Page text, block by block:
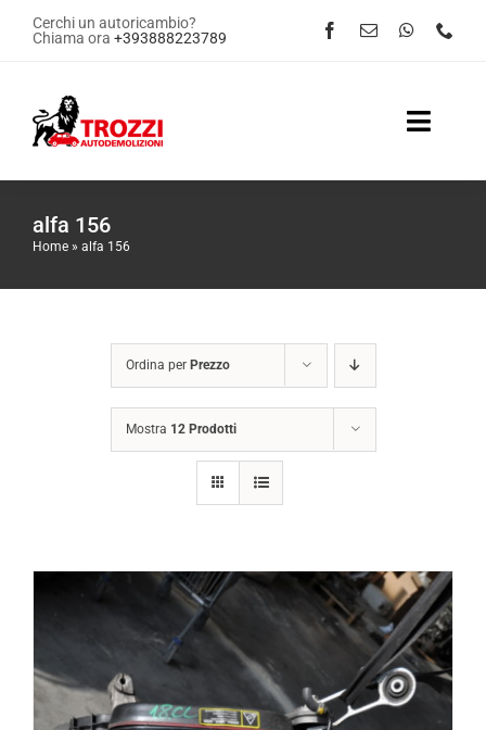
SaltaCerchi un autoricambio?
Chiama ora +393888223789
Toggle
alfa 156
Home » alfa 156
Ordina per Prezzo
Mostra 12 Prodotti